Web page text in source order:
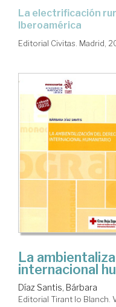
la electrificación rural aislada. Visión en
Iberoamérica
Editorial Civitas. Madrid,
La
internacional
Díaz Santis, Bárbara
Editorial Tirant lo Blanch.